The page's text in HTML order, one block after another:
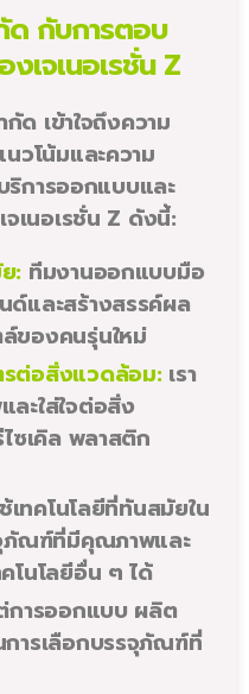
ด กับการตอบ
เจเนอเรชั่น Z
ด เข้าใจถึงความ
วโน้มและความ
ริการออกแบบและ
เนอเรชั่น Z ดังนี้:
: ทีมงานออกแบบมือ
และสร้างสรรค์ผล
ของคนรุ่นใหม่
ต่อสิ่งแวดล้อม:เรา
ะใส่ใจต่อสิ่ง
ซเคิล พลาสติก
เทคโนโลยีที่ทันสมัยใน
ภัณฑ์ที่มีคุณภาพและ
โนโลยีอื่น ๆ ได้
ารออกแบบ ผลิต
การเลือกบรรจุภัณฑ์ที่